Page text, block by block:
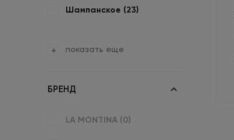
Шампанское (23)
показать еще
БРЕНД
LA MONTINA (0)